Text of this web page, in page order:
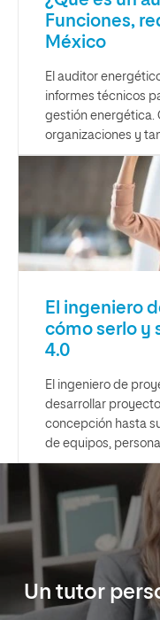
Funciones,
México
El auditor
informes técnicos
gestión energética.
organizaciones y
El ingeniero
cómo serlo y
4.0
El ingeniero de
desarrollar
concepción hasta
de equipos,
Un tutor